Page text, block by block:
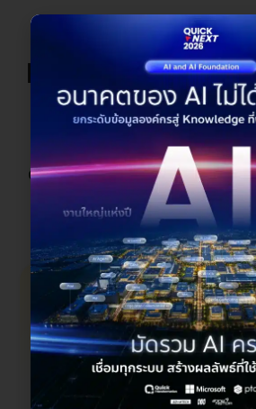
Power Platform
ทรงพลังเพียง
ร่วมมือ
สร้างโซลูชันทางธุรกิจแบบครบวงจ
ด้วยการเชื่อมต่อ Power Apps ใ
Platform ทั้งหมดและกับ
Dynamics 365, Azure รวมถึงแ
เพื่อขับเคลื่อนนวัตกรรมให้ทั่ว
Power BI
รวมข้อมูลจากหลายแหล่งเพื่อสร้างแดช
เชิงโต้ตอบแบบสมจริงเพื่อให้ข้อมูลเชิ